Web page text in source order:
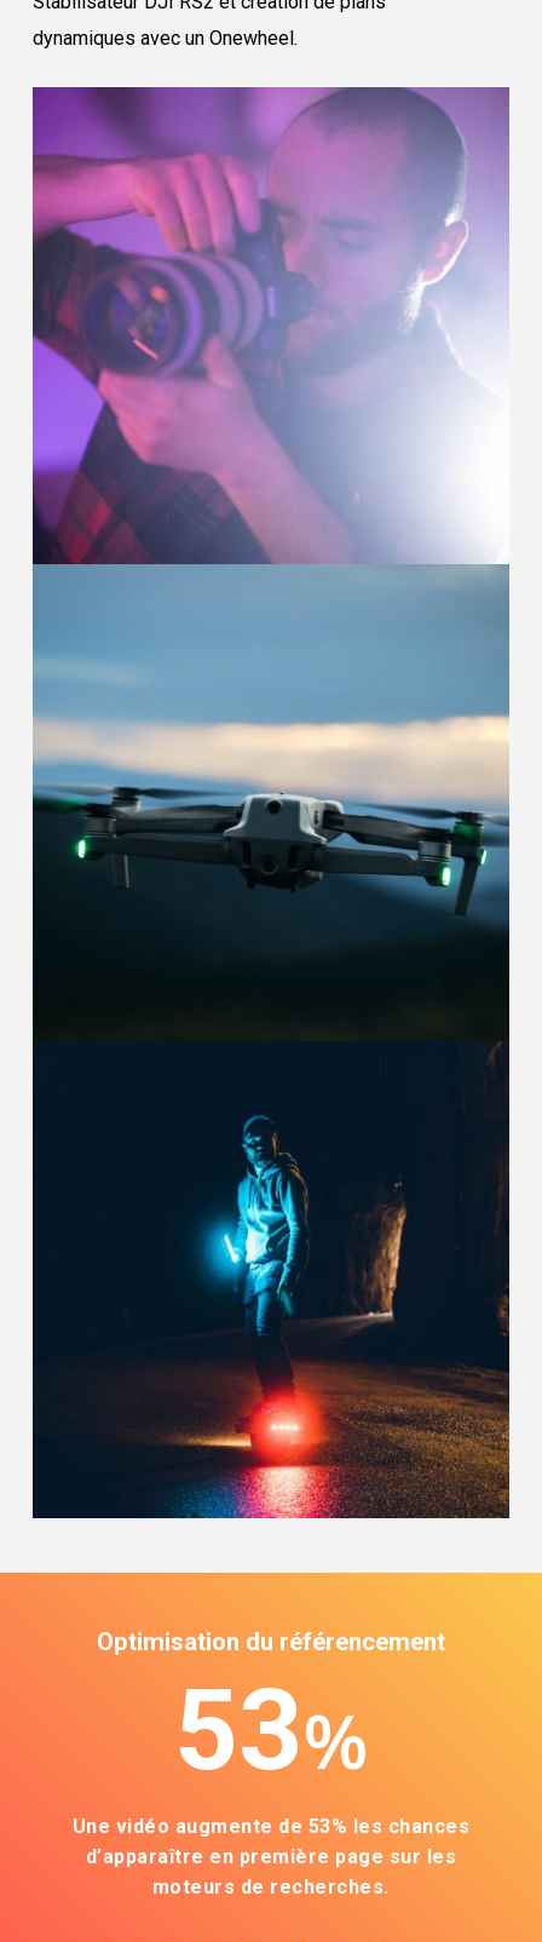
dynamiques avec un Onewheel.
Optimisation du référencement
53%
Une vidéo augmente de 53% les chances
d’apparaître en première page sur les
moteurs de recherches.